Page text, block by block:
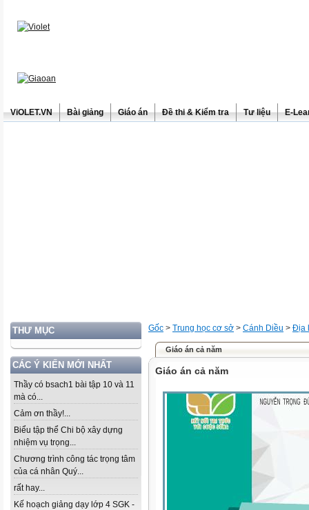
ViOLET.VN Bài giảng Giáo án Đề thi & Kiểm tra Tư liệu E-
THƯ MỤC
CÁC Ý KIẾN MỚI NHẤT
Thầy có bsach1 bài tập 10 và 11
mà có...
Cảm ơn thầy!...
Biểu tập thể Chi bộ xây dựng
nhiệm vụ trọng...
Chương trình công tác trọng tâm
của cá nhân Quý...
rất hay...
Kế hoạch giảng dạy lớp 4 SGK -
Gốc > Trung học cơ sở > Cánh Diều > Địa
Giáo án cả năm
Giáo án cả năm